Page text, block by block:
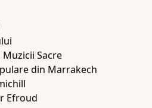
Sacre
din Marrakech
Efroud